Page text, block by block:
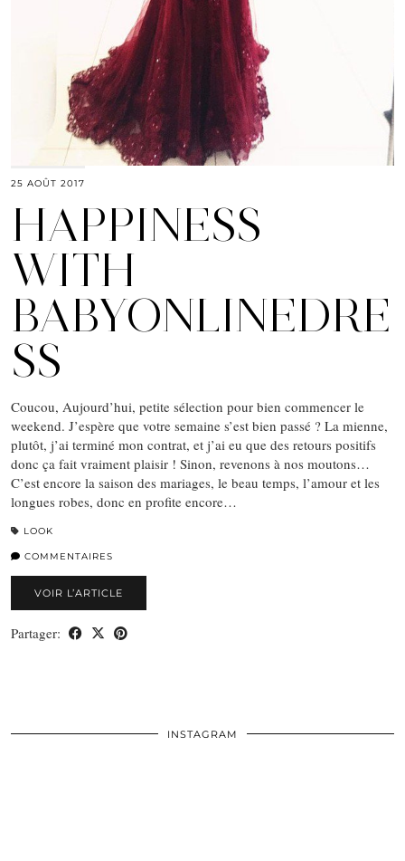
25 AOÛT 2017
HAPPINESS
WITH
BABYONLINEDRE
SS
Coucou, Aujourd’hui, petite sélection pour bien commencer le
weekend. J’espère que votre semaine s’est bien passé ? La mienne,
plutôt, j’ai terminé mon contrat, et j’ai eu que des retours positifs
donc ça fait vraiment plaisir ! Sinon, revenons à nos moutons…
C’est encore la saison des mariages, le beau temps, l’amour et les
longues robes, donc en profite encore…
LOOK
COMMENTAIRES
VOIR L’ARTICLE
Partager:
INSTAGRAM